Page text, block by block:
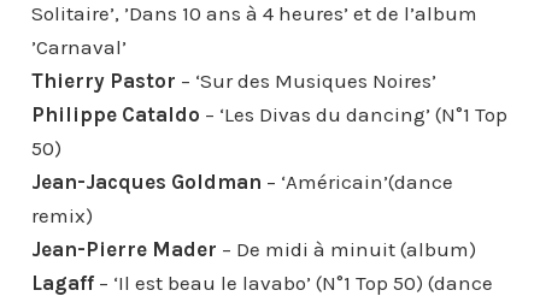
Solitaire’, ’Dans 10 ans à 4 heures’ et de l’album
’Carnaval’
Thierry Pastor – ‘Sur des Musiques Noires’
Philippe Cataldo – ‘Les Divas du dancing’ (N°1 Top
50)
Jean-Jacques Goldman – ‘Américain’(dance
remix)
Jean-Pierre Mader – De midi à minuit (album)
Lagaff– ‘Il est beau le lavabo’ (N°1 Top 50) (dance